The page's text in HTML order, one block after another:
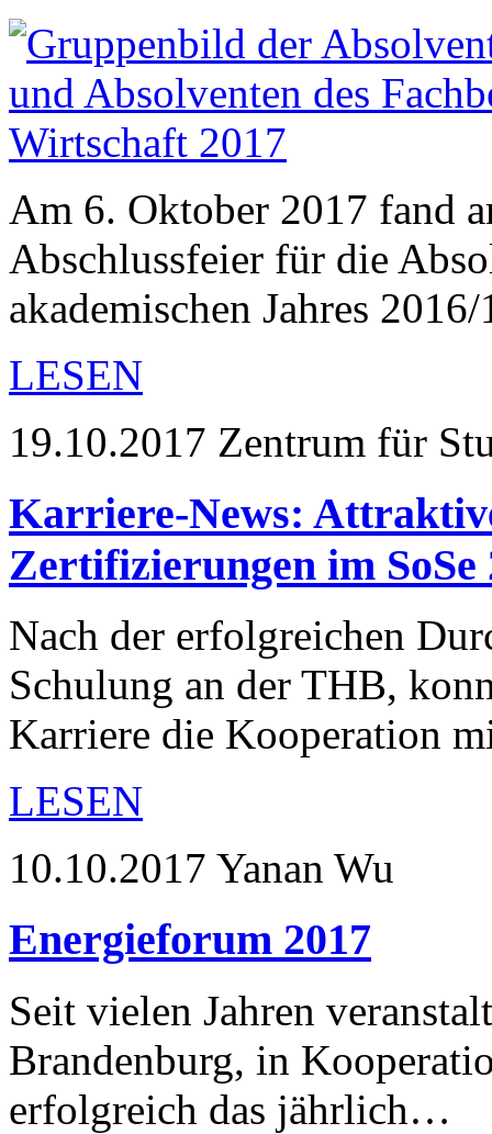
Am 6. Oktober 2017 fand
Abschlussfeier für die
akademischen Jahres
LESEN
19.10.2017 Zentrum für
Karriere-News:
Zertifizierungen im SoSe
Nach der erfolgreichen
Schulung an der THB,
Karriere die Kooperation
LESEN
10.10.2017 Yanan Wu
Energieforum 2017
Seit vielen Jahren
Brandenburg, in
erfolgreich das jährlich…